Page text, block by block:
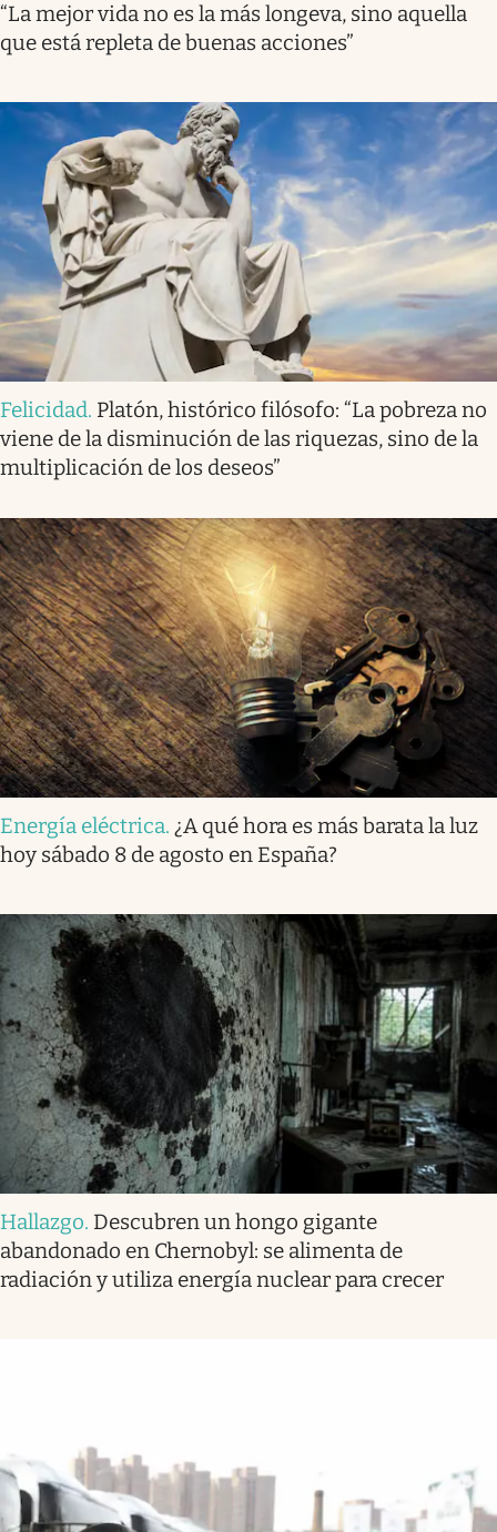
“La mejor vida no es la más longeva, sino aquella
que está repleta de buenas acciones”
Felicidad. Platón, histórico filósofo: “La pobreza no
viene de la disminución de las riquezas, sino de la
multiplicación de los deseos”
Energía eléctrica. ¿A qué hora es más barata la luz
hoy sábado 8 de agosto en España?
Hallazgo. Descubren un hongo gigante
abandonado en Chernobyl: se alimenta de
radiación y utiliza energía nuclear para crecer